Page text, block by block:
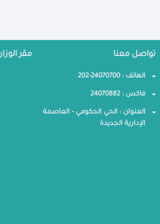
تواصل معنا
الهاتف : 24070700-202
فاكس : 24070882
العنوان : الحي الحكومي - العاصمة
الإدارية الجديدة
مقر